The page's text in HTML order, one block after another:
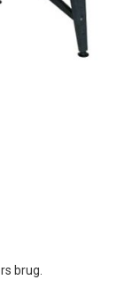
brug.